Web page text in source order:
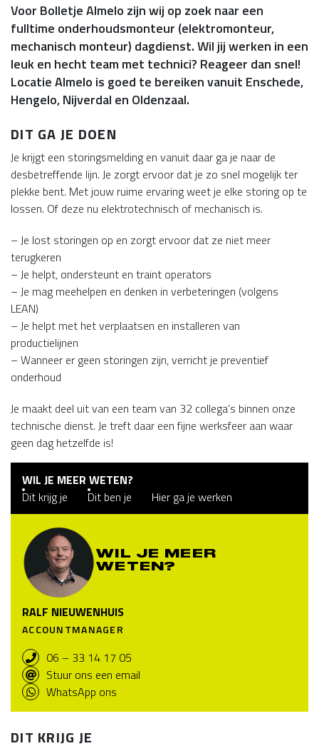
Voor Bolletje Almelo zijn wij op zoek naar een
fulltime onderhoudsmonteur (elektromonteur,
mechanisch monteur) dagdienst. Wil jij werken in een
leuk en hecht team met technici? Reageer dan snel!
Locatie Almelo is goed te bereiken vanuit Enschede,
Hengelo, Nijverdal en Oldenzaal.
DIT GA JE DOEN
Je krijgt een storingsmelding en vanuit daar ga je naar de
desbetreffende lijn. Je zorgt ervoor dat je zo snel mogelijk ter
plekke bent. Met jouw ruime ervaring weet je elke storing op te
lossen. Of deze nu elektrotechnisch of mechanisch is.
– Je lost storingen op en zorgt ervoor dat ze niet meer
terugkeren
– Je helpt, ondersteunt en traint operators
– Je mag meehelpen en denken in verbeteringen (volgens
LEAN)
– Je helpt met het verplaatsen en installeren van
productielijnen
– Wanneer er geen storingen zijn, verricht je preventief
onderhoud
Je maakt deel uit van een team van 32 collega’s binnen onze
technische dienst. Je treft daar een fijne werksfeer aan waar
geen dag hetzelfde is!
WIL JE MEER WETEN?
Dit krijg je
Dit ben je Hier ga je werken
WIL JE MEER
WETEN?
RALF NIEUWENHUIS
ACCOUNTMANAGER
06 – 33 14 17 05
Stuur ons een email
WhatsApp ons
DIT KRIJG JE